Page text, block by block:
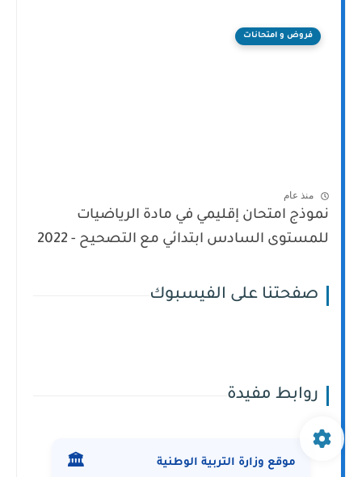
فروض و امتحانات
منذ عام
نموذج امتحان إقليمي في مادة الرياضيات
للمستوى السادس ابتدائي مع التصحيح - 2022
صفحتنا على الفيسبوك
روابط مفيدة
موقع وزارة التربية الوطنية 🏛️